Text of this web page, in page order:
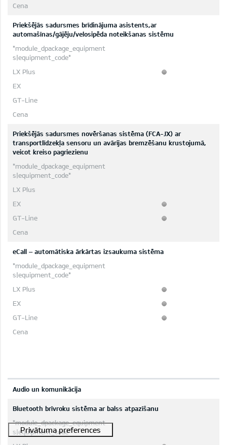
Priekšējās sadursmes brīdinājuma asistents,ar
automašīnas/gājēju/velosipēda noteikšanas sistēmu
Priekšējās sadursmes novēršanas sistēma (FCA-JX) ar
transportlīdzekļa sensoru un avārijas bremzēšanu krustojumā,
veicot kreiso pagriezienu
eCall – automātiska ārkārtas izsaukuma sistēma
Audio un komunikācija
Bluetooth brīvroku sistēma ar balss atpazīšanu